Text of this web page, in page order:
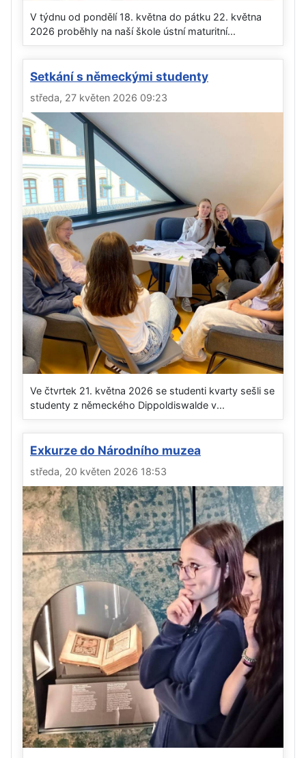
V týdnu od pondělí 18. května do pátku 22. května
2026 proběhly na naší škole ústní maturitní...
Setkání s německými studenty
středa, 27 květen 2026 09:23
Ve čtvrtek 21. května 2026 se studenti kvarty sešli se
studenty z německého Dippoldiswalde v...
Exkurze do Národního muzea
středa, 20 květen 2026 18:53